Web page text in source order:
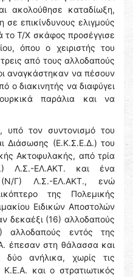
ακολούθησε καταδίωξη,
επικίνδυνους ελιγμούς
το Τ/Χ σκάφος προσέγγισε
όπου ο χειριστής του
από τους αλλοδαπούς
αναγκάστηκαν να πέσουν
ο διακινητής να διαφύγει
παράλια και να
υπό τον συντονισμό του
Διάσωσης (Ε.Κ.Σ.Ε.Δ.) του
Ακτοφυλακής, από τρία
Λ.Σ.-ΕΛ.ΑΚΤ. και ένα
Γ) Λ.Σ.-ΕΛ.ΑΚΤ., ενώ
της Πολεμικής
Ειδικών Αποστολών
δεκαέξι (16) αλλοδαπούς
αλλοδαπούς εντός της
έπεσαν στη θάλασσα και
ανήλικα, χωρίς τις
και ο στρατιωτικός